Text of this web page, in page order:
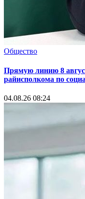
Общество
Прямую линию 8
райисполкома по
04.08.26 08:24